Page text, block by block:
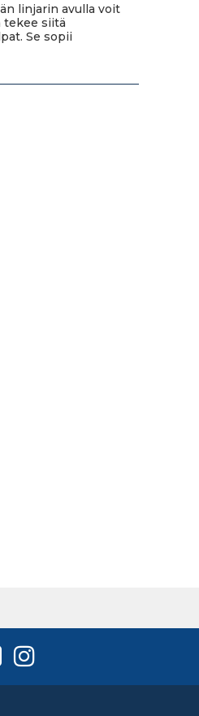
linjarin avulla voit
tekee siitä
Se sopii